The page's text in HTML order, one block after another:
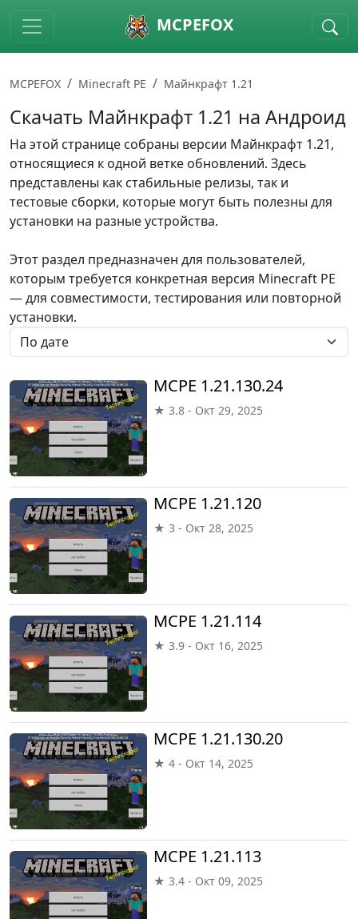
Skip to main content MCPEFOX
MCPEFOX Minecraft PE Майнкрафт 1.21
Скачать Майнкрафт 1.21 на Андроид
На этой странице собраны версии Майнкрафт 1.21,
относящиеся к одной ветке обновлений. Здесь
представлены как стабильные релизы, так и
тестовые сборки, которые могут быть полезны для
установки на разные устройства.
Этот раздел предназначен для пользователей,
которым требуется конкретная версия Minecraft PE
— для совместимости, тестирования или повторной
установки.
MCPE 1.21.130.24
★ 3.8 - Окт 29, 2025
MCPE 1.21.120
★ 3 - Окт 28, 2025
MCPE 1.21.114
★ 3.9 - Окт 16, 2025
MCPE 1.21.130.20
★ 4 - Окт 14, 2025
MCPE 1.21.113
★ 3.4 - Окт 09, 2025